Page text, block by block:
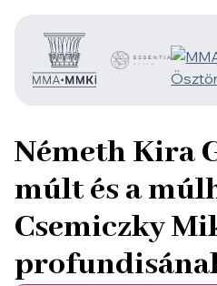
Németh Kira
múlt és a
Csemiczky